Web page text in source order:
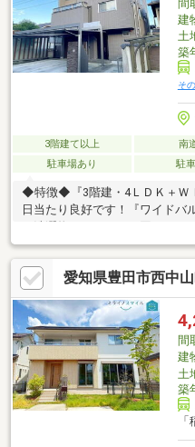
間
建
土
築
そ
3階建て以上 南
駐車場あり
駐
◆特徴◆『3階建・4ＬＤＫ＋Ｗ
日当たり良好です！『ワイドバ
で洗濯物のスペースに困りませ
のでスペースに余裕をもって駐
ーポート♪『大容量収納』全居
ローゼット、リビング収納、廊
困りません！『土間収納』ベビ
便利な土間収納！◆リフォー
渡し後、ご入居前にリフォーム
愛知県豊田市西中
間
建
土
築